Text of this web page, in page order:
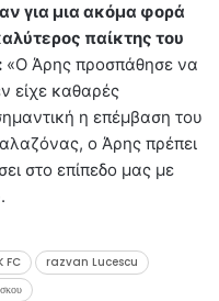
για μια ακόμα φορά
παίκτης του
«Ο Άρης προσπάθησε να
είχε καθαρές
η επέμβαση του
ο Άρης πρέπει
στο επίπεδο μας με
FC
razvan Lucescu